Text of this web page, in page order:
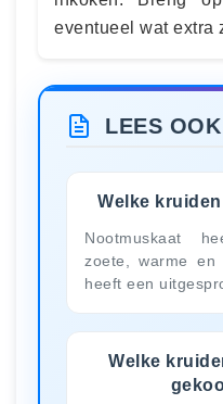
eventueel wat extra
LEES OOK
Welke
Nootmuskaat
zoete, warme en
heeft een
Welke